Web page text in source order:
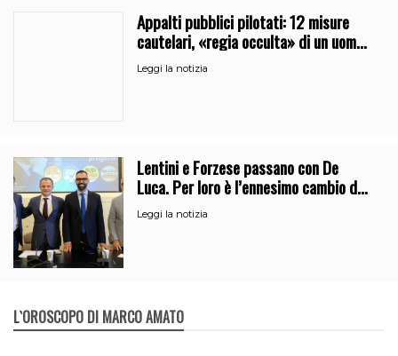
Appalti pubblici pilotati: 12 misure
cautelari, «regia occulta» di un uomo
vicino al clan
Leggi la notizia
Lentini e Forzese passano con De
Luca. Per loro è l’ennesimo cambio di
partito
Leggi la notizia
L`OROSCOPO DI MARCO AMATO